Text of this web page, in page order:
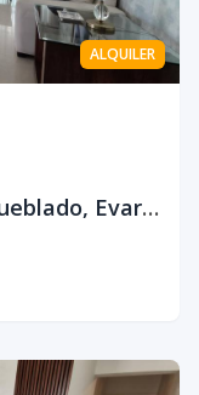
ALQUILER
Apartamento en alquiler amueblado, Evaristo Morales